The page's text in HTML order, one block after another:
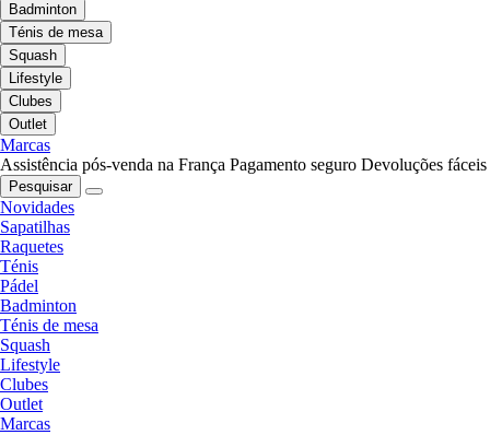
Badminton
Ténis de mesa
Squash
Lifestyle
Clubes
Outlet
Marcas
Assistência pós-venda na França Pagamento seguro Devoluções fáceis
Pesquisar
Novidades
Sapatilhas
Raquetes
Ténis
Pádel
Badminton
Ténis de mesa
Squash
Lifestyle
Clubes
Outlet
Marcas